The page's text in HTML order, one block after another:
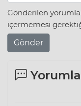
Gönderilen
içermemesi
Gönder